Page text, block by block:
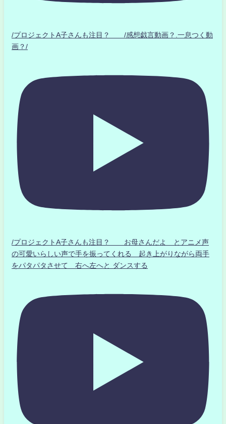
/プロジェクトA子さんも注目？ /感想戯言動画？.一息つく動
画？/
/プロジェクトA子さんも注目？ お母さんだよ とアニメ声
の可愛いらしい声で手を振ってくれる 起き上がりながら両手
をパタパタさせて 右へ左へと ダンスする